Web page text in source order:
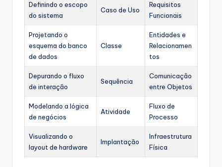
Definindo o escopo
do sistema
Caso de Uso
Requisitos
Funcionais
Projetando o
esquema do banco
de dados
Classe
Entidades e
Relacionamen
tos
Depurando o fluxo
de interação
Sequência
Comunicação
entre Objetos
Modelando a lógica
de negócios
Atividade
Fluxo de
Processo
Visualizando o
layout de hardware
Implantação
Infraestrutura
Física